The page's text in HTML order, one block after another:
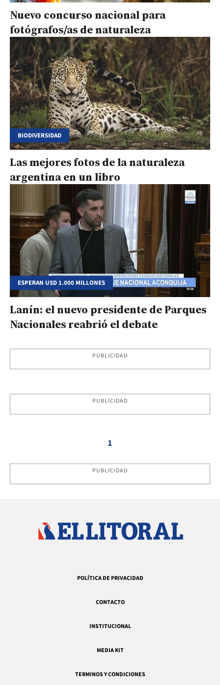
Nuevo concurso nacional para
fotógrafos/as de naturaleza
BIODIVERSIDAD
Las mejores fotos de la naturaleza
argentina en un libro
ESPERAN USD 1.000 MILLONES
Lanín: el nuevo presidente de Parques
Nacionales reabrió el debate
PUBLICIDAD
PUBLICIDAD
1
PUBLICIDAD
POLÍTICA DE PRIVACIDAD
CONTACTO
INSTITUCIONAL
MEDIA KIT
TERMINOS Y CONDICIONES